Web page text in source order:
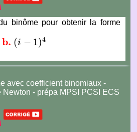
binôme pour obtenir la forme
b. (i − 1)4
b. i−1)4
avec coefficient binomiaux -
Newton - prépa MPSI PCSI ECS